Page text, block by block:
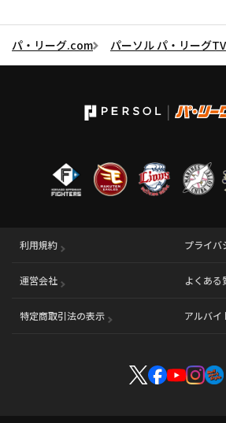
パ・リーグ.com パーソル パ・リーグTV
利用規約 プライバ
運営会社 （別ウィンドウで開く） よくある
特定商取引法の表示 アルバイ